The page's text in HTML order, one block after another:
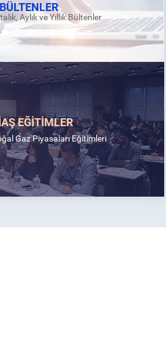
BÜLTENLER
Aylık ve Yıllık Bültenler
EĞİTİMLER
Gaz Piyasaları Eğitimleri